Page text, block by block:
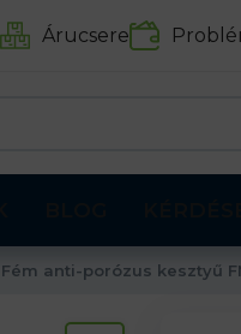
Árucsere
Fém anti-porózus kesztyű